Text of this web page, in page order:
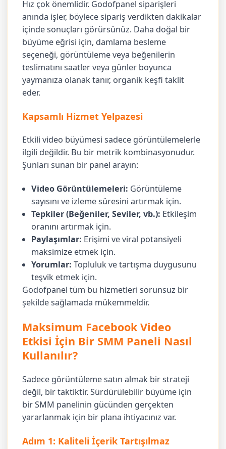
Hız çok önemlidir. Godofpanel siparişleri
anında işler, böylece sipariş verdikten dakikalar
içinde sonuçları görürsünüz. Daha doğal bir
büyüme eğrisi için, damlama besleme
seçeneği, görüntüleme veya beğenilerin
teslimatını saatler veya günler boyunca
yaymanıza olanak tanır, organik keşfi taklit
eder.
Kapsamlı Hizmet Yelpazesi
Etkili video büyümesi sadece görüntülemelerle
ilgili değildir. Bu bir metrik kombinasyonudur.
Şunları sunan bir panel arayın:
Video Görüntülemeleri: Görüntüleme
sayısını ve izleme süresini artırmak için.
Tepkiler (Beğeniler, Seviler, vb.): Etkileşim
oranını artırmak için.
Paylaşımlar: Erişimi ve viral potansiyeli
maksimize etmek için.
Yorumlar: Topluluk ve tartışma duygusunu
teşvik etmek için.
Godofpanel tüm bu hizmetleri sorunsuz bir
şekilde sağlamada mükemmeldir.
Maksimum Facebook Video
Etkisi İçin Bir SMM Paneli Nasıl
Kullanılır?
Sadece görüntüleme satın almak bir strateji
değil, bir taktiktir. Sürdürülebilir büyüme için
bir SMM panelinin gücünden gerçekten
yararlanmak için bir plana ihtiyacınız var.
Adım 1: Kaliteli İçerik Tartışılmaz